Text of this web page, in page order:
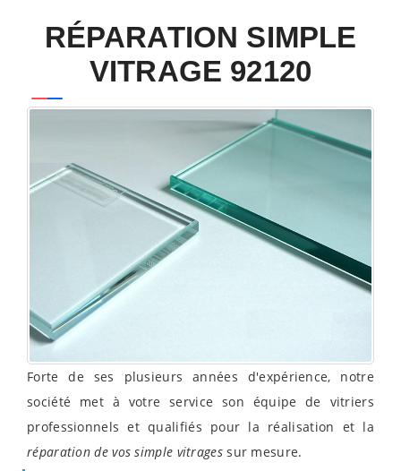
RÉPARATION SIMPLE
VITRAGE 92120
Forte de ses plusieurs années d'expérience, notre
société met à votre service son équipe de vitriers
professionnels et qualifiés pour la réalisation et la
réparation de vos simple vitragessur mesure.